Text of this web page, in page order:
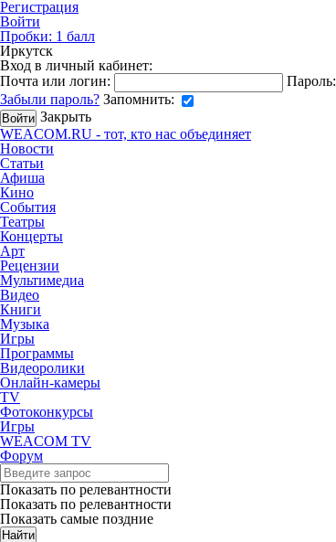
Регистрация
Войти
Пробки: 1 балл
Иркутск
Вход в личный кабинет:
Почта или логин:
Пароль:
Забыли пароль? Запомнить:
Закрыть
WEACOM.RU - тот, кто нас объединяет
Новости
Статьи
Афиша
Кино
События
Театры
Концерты
Арт
Рецензии
Мультимедиа
Видео
Книги
Музыка
Игры
Программы
Видеоролики
Онлайн-камеры
TV
Фотоконкурсы
Игры
WEACOM TV
Форум
Показать по релевантности
Показать по релевантности
Показать самые поздние